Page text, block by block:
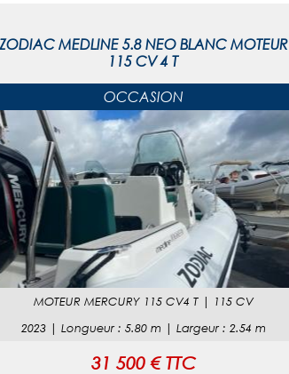
ZODIAC MEDLINE 5.8 NEO BLANC MOTEUR
115 CV 4 T
OCCASION
MOTEUR MERCURY 115 CV4 T |
115 CV
2023| Longueur: 5.80m | Largeur: 2.54 m
31 500 € TTC